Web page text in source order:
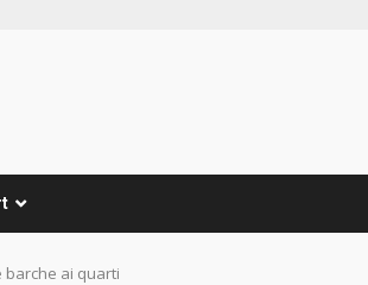
barche ai quarti